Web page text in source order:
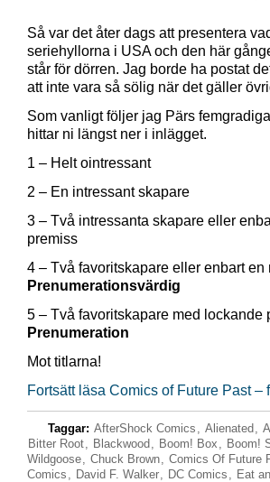
Så var det åter dags att presentera
seriehyllorna i USA och den här
står för dörren. Jag borde ha postat
att inte vara så sölig när det gäller
Som vanligt följer jag Pärs
hittar ni längst ner i inlägget.
1 – Helt ointressant
2 – En intressant skapare
3 – Två intressanta skapare eller
premiss
4 – Två favoritskapare eller enbart
Prenumerationsvärdig
5 – Två favoritskapare med lockande
Prenumeration
Mot titlarna!
Fortsätt läsa Comics of Future Past –
Taggar: AfterShock Comics , Alienated ,
Bitter Root, Blackwood , Boom! Box , Boom!
Wildgoose, Chuck Brown, Comics Of Future
Comics , David F. Walker, DC Comics , Eat